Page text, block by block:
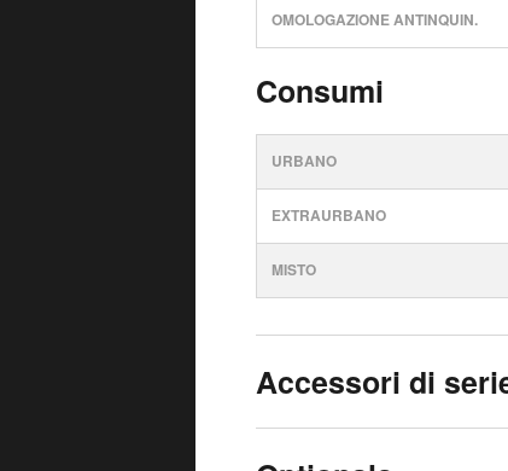
OMOLOGAZIONE ANTINQUIN.
Consumi
URBANO
EXTRAURBANO
MISTO
Accessori di